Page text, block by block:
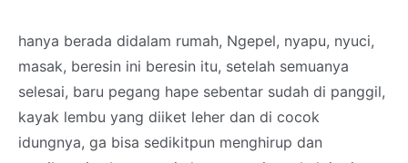
hanya berada didalam rumah, Ngepel, nyapu, nyuci,
masak, beresin ini beresin itu, setelah semuanya
selesai, baru pegang hape sebentar sudah di panggil,
kayak lembu yang diiket leher dan di cocok
idungnya, ga bisa sedikitpun menghirup dan